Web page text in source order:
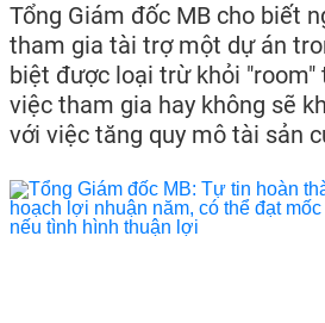
Tổng Giám đốc MB cho biết
tham gia tài trợ một dự án
biệt được loại trừ khỏi "room"
việc tham gia hay không sẽ
với việc tăng quy mô tài sản